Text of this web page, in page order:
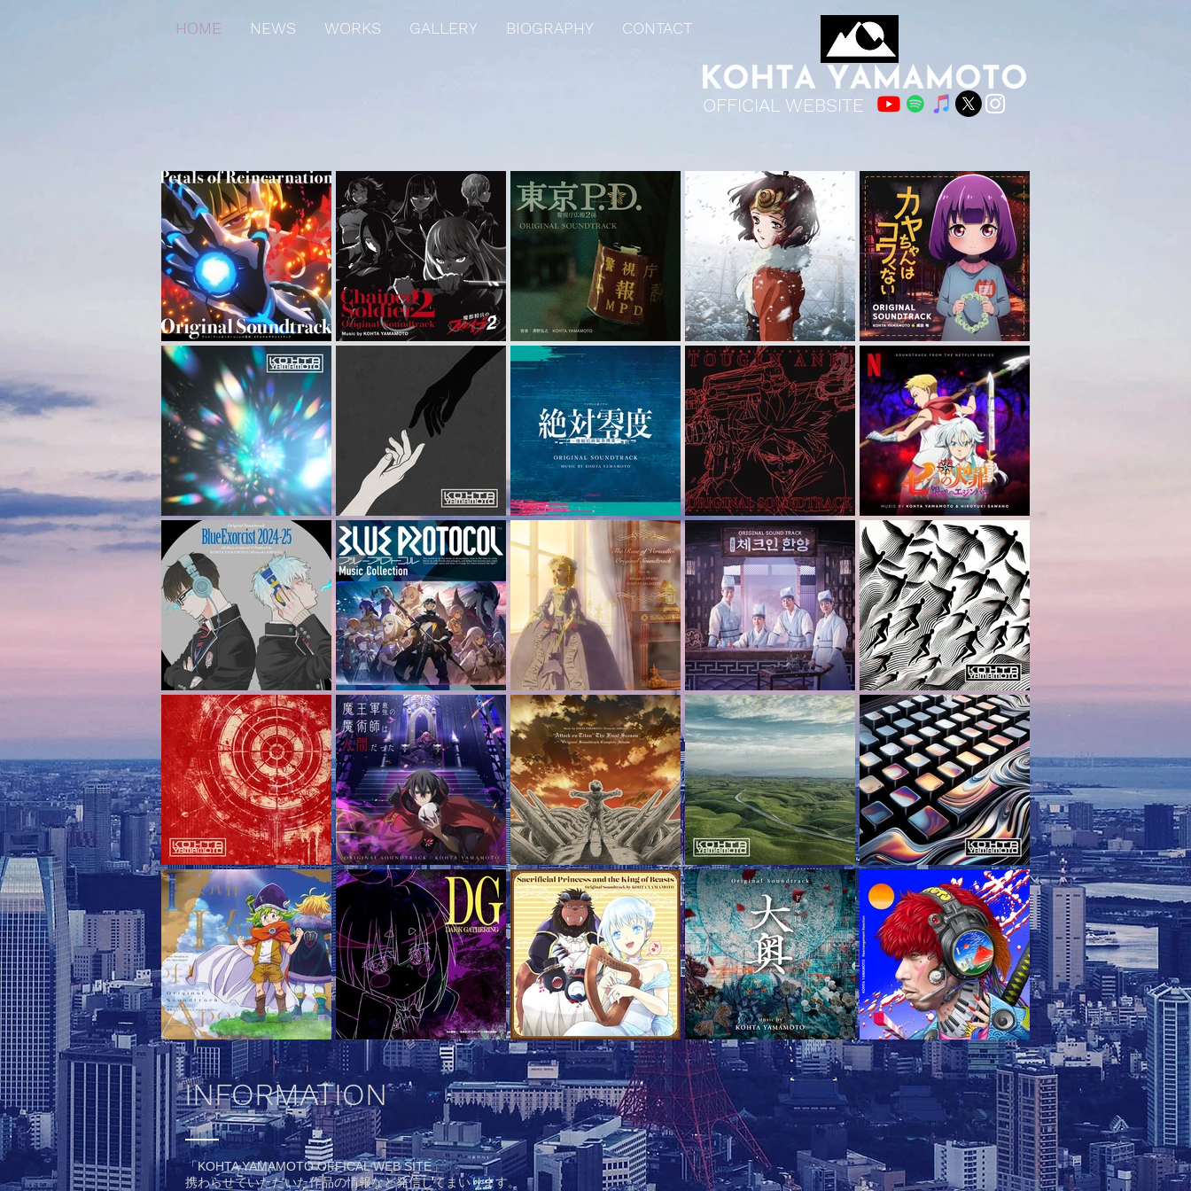
HOME NEWS WORKS GALLERY BIOGRAPHY CONTACT
OFFICIAL WEBSITE
INFORMATION
「KOHTA YAMAMOTO OFFICAL WEB SITE」
携わらせていただいた作品の情報など発信してまいります。